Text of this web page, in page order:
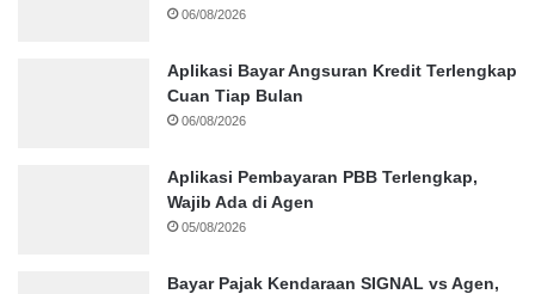
06/08/2026
Aplikasi Bayar Angsuran Kredit Terlengkap
Cuan Tiap Bulan
06/08/2026
Aplikasi Pembayaran PBB Terlengkap,
Wajib Ada di Agen
05/08/2026
Bayar Pajak Kendaraan SIGNAL vs Agen,